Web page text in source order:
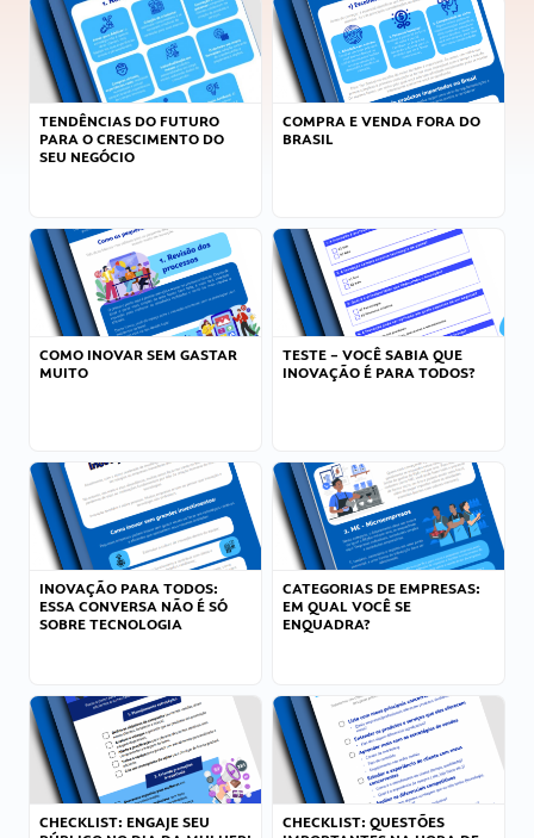
TENDÊNCIAS DO FUTURO
PARA O CRESCIMENTO DO
SEU NEGÓCIO
COMPRA E VENDA FORA DO
BRASIL
COMO INOVAR SEM GASTAR
MUITO
TESTE – VOCÊ SABIA QUE
INOVAÇÃO É PARA TODOS?
INOVAÇÃO PARA TODOS:
ESSA CONVERSA NÃO É SÓ
SOBRE TECNOLOGIA
CATEGORIAS DE EMPRESAS:
EM QUAL VOCÊ SE
ENQUADRA?
CHECKLIST: ENGAJE SEU
CHECKLIST: QUESTÕES